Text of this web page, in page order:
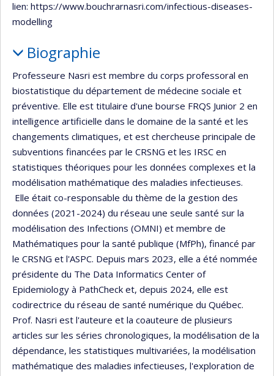
lien: https://www.bouchrarnasri.com/infectious-diseases-
modelling
Biographie
Professeure Nasri est membre du corps professoral en
biostatistique du département de médecine sociale et
préventive. Elle est titulaire d'une bourse FRQS Junior 2 en
intelligence artificielle dans le domaine de la santé et les
changements climatiques, et est chercheuse principale de
subventions financées par le CRSNG et les IRSC en
statistiques théoriques pour les données complexes et la
modélisation mathématique des maladies infectieuses.
Elle était co-responsable du thème de la gestion des
données (2021-2024) du réseau une seule santé sur la
modélisation des Infections (OMNI) et membre de
Mathématiques pour la santé publique (MfPh), financé par
le CRSNG et l'ASPC. Depuis mars 2023, elle a été nommée
présidente du The Data Informatics Center of
Epidemiology à PathCheck et, depuis 2024, elle est
codirectrice du réseau de santé numérique du Québec.
Prof. Nasri est l'auteure et la coauteure de plusieurs
articles sur les séries chronologiques, la modélisation de la
dépendance, les statistiques multivariées, la modélisation
mathématique des maladies infectieuses, l'exploration de